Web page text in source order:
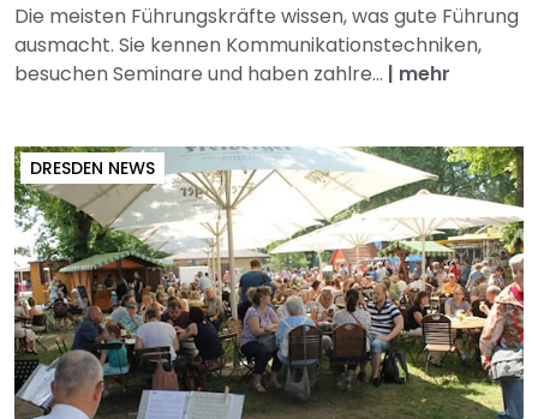
Die meisten Führungskräfte wissen, was gute Führung
ausmacht. Sie kennen Kommunikationstechniken,
besuchen Seminare und haben zahlre... | mehr
DRESDEN NEWS